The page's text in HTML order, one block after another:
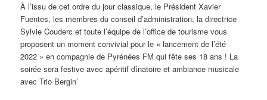
À l’issu de cet ordre du jour classique, le Président Xavier
Fuentes, les membres du conseil d’administration, la directrice
Sylvie Couderc et toute l’équipe de l’office de tourisme vous
proposent un moment convivial pour le « lancement de l’été
2022 » en compagnie de Pyrénées FM qui fête ses 18 ans ! La
soirée sera festive avec apéritif dînatoire et ambiance musicale
avec Trio Bergin’